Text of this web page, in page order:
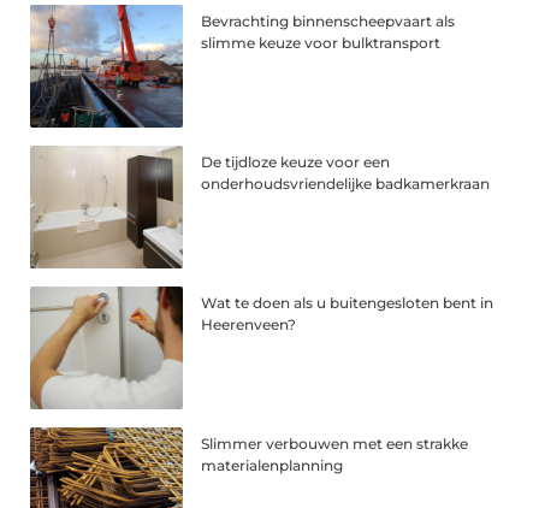
Bevrachting binnenscheepvaart als
slimme keuze voor bulktransport
De tijdloze keuze voor een
onderhoudsvriendelijke badkamerkraan
Wat te doen als u buitengesloten bent in
Heerenveen?
Slimmer verbouwen met een strakke
materialenplanning